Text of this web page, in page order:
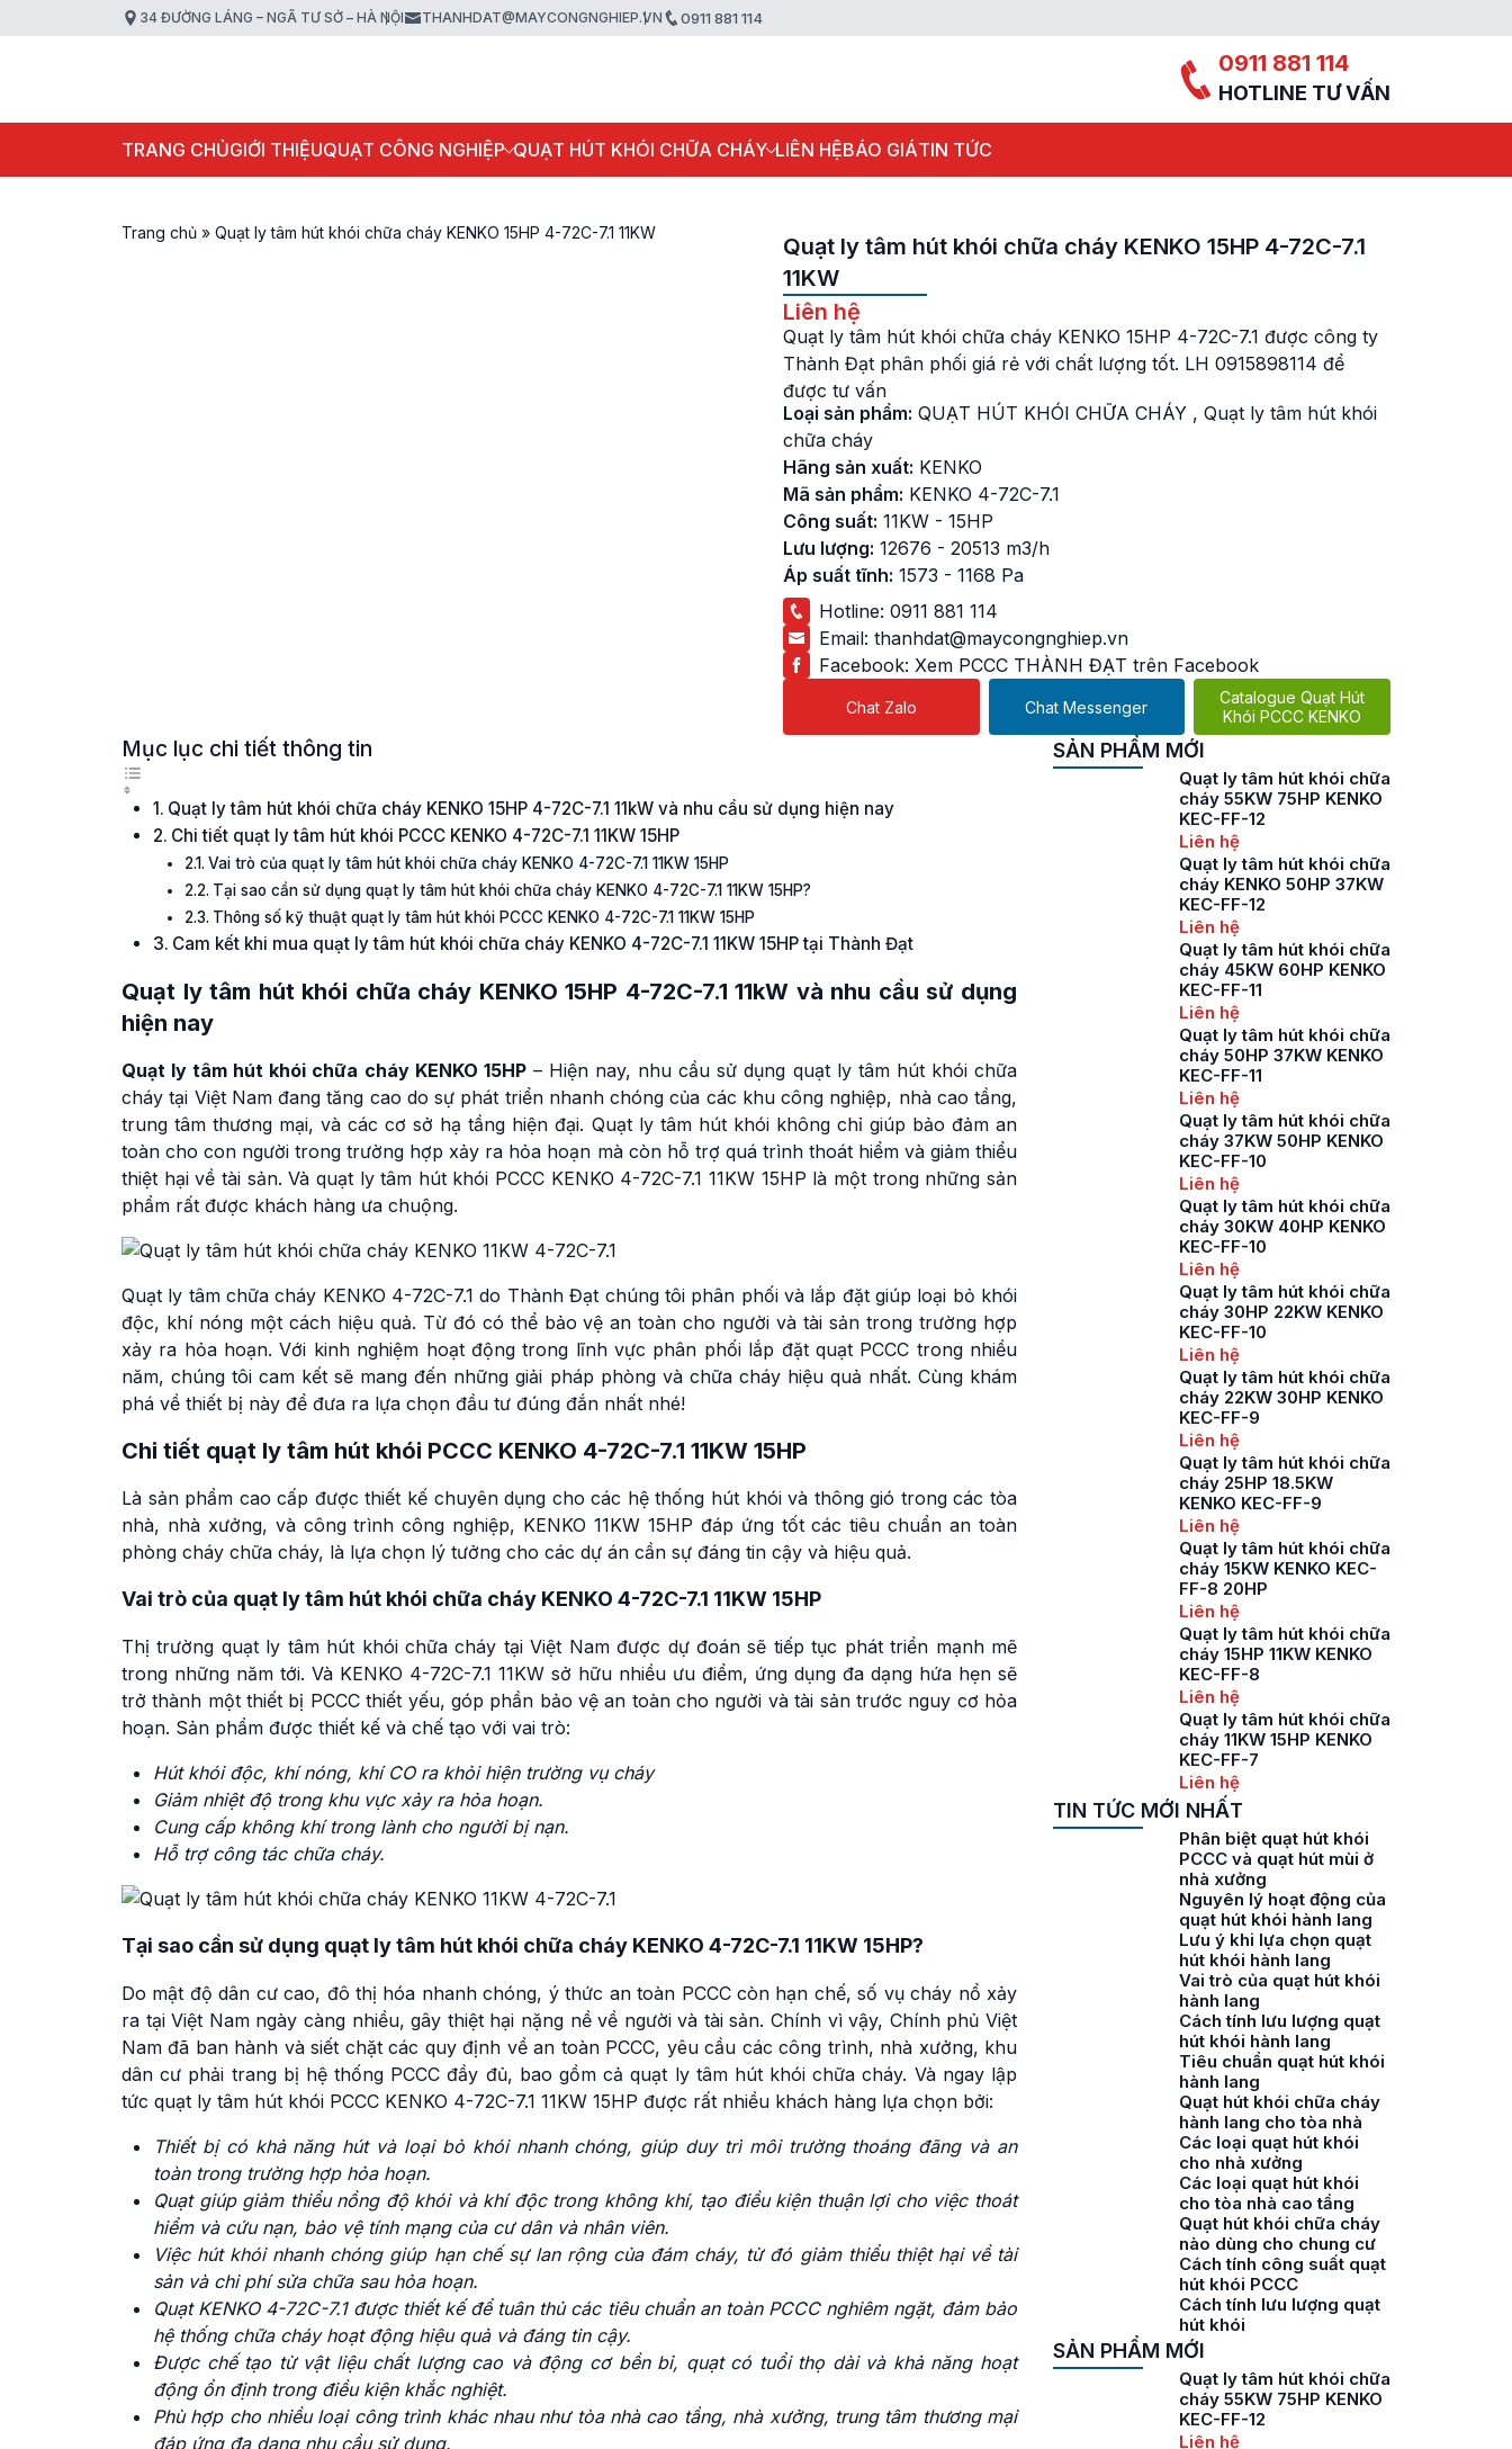
34 ĐƯỜNG LÁNG – NGÃ TƯ SỞ – HÀ NỘI THANHDAT@MAYCONGNGHIEP.VN 0911 881 114
0911 881 114
HOTLINE TƯ VẤN
TRANG CHỦGIỚI THIỆUQUẠT CÔNG NGHIỆP QUẠT HÚT KHÓI CHỮA CHÁY LIÊN HỆBÁO GIÁTIN TỨC
Trang chủ » Quạt ly tâm hút khói chữa cháy KENKO 15HP 4-72C-7.1 11KW
Quạt ly tâm hút khói chữa cháy KENKO 15HP 4-72C-7.1
11KW
Liên hệ
Quạt ly tâm hút khói chữa cháy KENKO 15HP 4-72C-7.1 được công ty
Thành Đạt phân phối giá rẻ với chất lượng tốt. LH 0915898114 để
được tư vấn
Loại sản phẩm: QUẠT HÚT KHÓI CHỮA CHÁY , Quạt ly tâm hút khói
chữa cháy
Hãng sản xuất: KENKO
Mã sản phẩm: KENKO 4-72C-7.1
Công suất: 11KW - 15HP
Lưu lượng: 12676 - 20513 m3/h
Áp suất tĩnh: 1573 - 1168 Pa
Hotline: 0911 881 114
Email: thanhdat@maycongnghiep.vn
Facebook: Xem PCCC THÀNH ĐẠT trên Facebook
Chat Zalo Chat Messenger
Catalogue Quạt Hút
Khói PCCC KENKO
Mục lục chi tiết thông tin
Quạt ly tâm hút khói chữa cháy KENKO 15HP 4-72C-7.1 11kW và nhu cầu sử dụng hiện nay
Chi tiết quạt ly tâm hút khói PCCC KENKO 4-72C-7.1 11KW 15HP
Vai trò của quạt ly tâm hút khói chữa cháy KENKO 4-72C-7.1 11KW 15HP
Tại sao cần sử dụng quạt ly tâm hút khói chữa cháy KENKO 4-72C-7.1 11KW 15HP?
Thông số kỹ thuật quạt ly tâm hút khói PCCC KENKO 4-72C-7.1 11KW 15HP
Cam kết khi mua quạt ly tâm hút khói chữa cháy KENKO 4-72C-7.1 11KW 15HP tại Thành Đạt
Quạt ly tâm hút khói chữa cháy KENKO 15HP 4-72C-7.1 11kW và nhu cầu sử dụng
hiện nay
Quạt ly tâm hút khói chữa cháy KENKO 15HP– Hiện nay, nhu cầu sử dụng quạt ly tâm hút khói chữa
cháy tại Việt Nam đang tăng cao do sự phát triển nhanh chóng của các khu công nghiệp, nhà cao tầng,
trung tâm thương mại, và các cơ sở hạ tầng hiện đại. Quạt ly tâm hút khói không chỉ giúp bảo đảm an
toàn cho con người trong trường hợp xảy ra hỏa hoạn mà còn hỗ trợ quá trình thoát hiểm và giảm thiểu
thiệt hại về tài sản. Và quạt ly tâm hút khói PCCC KENKO 4-72C-7.1 11KW 15HP là một trong những sản
phẩm rất được khách hàng ưa chuộng.
Quạt ly tâm chữa cháy KENKO 4-72C-7.1 do Thành Đạt chúng tôi phân phối và lắp đặt giúp loại bỏ khói
độc, khí nóng một cách hiệu quả. Từ đó có thể bảo vệ an toàn cho người và tài sản trong trường hợp
xảy ra hỏa hoạn. Với kinh nghiệm hoạt động trong lĩnh vực phân phối lắp đặt quạt PCCC trong nhiều
năm, chúng tôi cam kết sẽ mang đến những giải pháp phòng và chữa cháy hiệu quả nhất. Cùng khám
phá về thiết bị này để đưa ra lựa chọn đầu tư đúng đắn nhất nhé!
Chi tiết quạt ly tâm hút khói PCCC KENKO 4-72C-7.1 11KW 15HP
Là sản phẩm cao cấp được thiết kế chuyên dụng cho các hệ thống hút khói và thông gió trong các tòa
nhà, nhà xưởng, và công trình công nghiệp, KENKO 11KW 15HP đáp ứng tốt các tiêu chuẩn an toàn
phòng cháy chữa cháy, là lựa chọn lý tưởng cho các dự án cần sự đáng tin cậy và hiệu quả.
Vai trò của quạt ly tâm hút khói chữa cháy KENKO 4-72C-7.1 11KW 15HP
Thị trường quạt ly tâm hút khói chữa cháy tại Việt Nam được dự đoán sẽ tiếp tục phát triển mạnh mẽ
trong những năm tới. Và KENKO 4-72C-7.1 11KW sở hữu nhiều ưu điểm, ứng dụng đa dạng hứa hẹn sẽ
trở thành một thiết bị PCCC thiết yếu, góp phần bảo vệ an toàn cho người và tài sản trước nguy cơ hỏa
hoạn. Sản phẩm được thiết kế và chế tạo với vai trò:
Hút khói độc, khí nóng, khí CO ra khỏi hiện trường vụ cháy
Giảm nhiệt độ trong khu vực xảy ra hỏa hoạn.
Cung cấp không khí trong lành cho người bị nạn.
Hỗ trợ công tác chữa cháy.
Tại sao cần sử dụng quạt ly tâm hút khói chữa cháy KENKO 4-72C-7.1 11KW 15HP?
Do mật độ dân cư cao, đô thị hóa nhanh chóng, ý thức an toàn PCCC còn hạn chế, số vụ cháy nổ xảy
ra tại Việt Nam ngày càng nhiều, gây thiệt hại nặng nề về người và tài sản. Chính vì vậy, Chính phủ Việt
Nam đã ban hành và siết chặt các quy định về an toàn PCCC, yêu cầu các công trình, nhà xưởng, khu
dân cư phải trang bị hệ thống PCCC đầy đủ, bao gồm cả quạt ly tâm hút khói chữa cháy. Và ngay lập
tức quạt ly tâm hút khói PCCC KENKO 4-72C-7.1 11KW 15HP được rất nhiều khách hàng lựa chọn bởi:
Thiết bị có khả năng hút và loại bỏ khói nhanh chóng, giúp duy trì môi trường thoáng đãng và an
toàn trong trường hợp hỏa hoạn.
Quạt giúp giảm thiểu nồng độ khói và khí độc trong không khí, tạo điều kiện thuận lợi cho việc thoát
hiểm và cứu nạn, bảo vệ tính mạng của cư dân và nhân viên.
Việc hút khói nhanh chóng giúp hạn chế sự lan rộng của đám cháy, từ đó giảm thiểu thiệt hại về tài
sản và chi phí sửa chữa sau hỏa hoạn.
Quạt KENKO 4-72C-7.1 được thiết kế để tuân thủ các tiêu chuẩn an toàn PCCC nghiêm ngặt, đảm bảo
hệ thống chữa cháy hoạt động hiệu quả và đáng tin cậy.
Được chế tạo từ vật liệu chất lượng cao và động cơ bền bỉ, quạt có tuổi thọ dài và khả năng hoạt
động ổn định trong điều kiện khắc nghiệt.
Phù hợp cho nhiều loại công trình khác nhau như tòa nhà cao tầng, nhà xưởng, trung tâm thương mại
đáp ứng đa dạng nhu cầu sử dụng.
SẢN PHẨM MỚI
Quạt ly tâm hút khói chữa
cháy 55KW 75HP KENKO
KEC-FF-12
Liên hệ
Quạt ly tâm hút khói chữa
cháy KENKO 50HP 37KW
KEC-FF-12
Liên hệ
Quạt ly tâm hút khói chữa
cháy 45KW 60HP KENKO
KEC-FF-11
Liên hệ
Quạt ly tâm hút khói chữa
cháy 50HP 37KW KENKO
KEC-FF-11
Liên hệ
Quạt ly tâm hút khói chữa
cháy 37KW 50HP KENKO
KEC-FF-10
Liên hệ
Quạt ly tâm hút khói chữa
cháy 30KW 40HP KENKO
KEC-FF-10
Liên hệ
Quạt ly tâm hút khói chữa
cháy 30HP 22KW KENKO
KEC-FF-10
Liên hệ
Quạt ly tâm hút khói chữa
cháy 22KW 30HP KENKO
KEC-FF-9
Liên hệ
Quạt ly tâm hút khói chữa
cháy 25HP 18.5KW
KENKO KEC-FF-9
Liên hệ
Quạt ly tâm hút khói chữa
cháy 15KW KENKO KEC-
FF-8 20HP
Liên hệ
Quạt ly tâm hút khói chữa
cháy 15HP 11KW KENKO
KEC-FF-8
Liên hệ
Quạt ly tâm hút khói chữa
cháy 11KW 15HP KENKO
KEC-FF-7
Liên hệ
TIN TỨC MỚI NHẤT
Phân biệt quạt hút khói
PCCC và quạt hút mùi ở
nhà xưởng
Nguyên lý hoạt động của
quạt hút khói hành lang
Lưu ý khi lựa chọn quạt
hút khói hành lang
Vai trò của quạt hút khói
hành lang
Cách tính lưu lượng quạt
hút khói hành lang
Tiêu chuẩn quạt hút khói
hành lang
Quạt hút khói chữa cháy
hành lang cho tòa nhà
Các loại quạt hút khói
cho nhà xưởng
Các loại quạt hút khói
cho tòa nhà cao tầng
Quạt hút khói chữa cháy
nào dùng cho chung cư
Cách tính công suất quạt
hút khói PCCC
Cách tính lưu lượng quạt
hút khói
SẢN PHẨM MỚI
Quạt ly tâm hút khói chữa
cháy 55KW 75HP KENKO
KEC-FF-12
Liên hệ